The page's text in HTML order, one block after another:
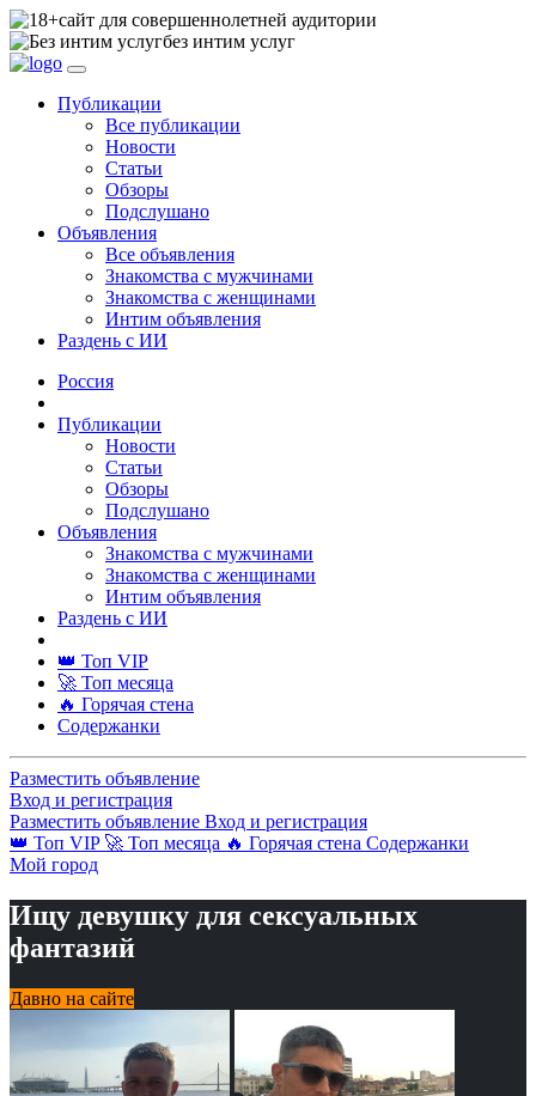
сайт для совершеннолетней аудитории
без интим услуг
Публикации
Все публикации
Новости
Статьи
Обзоры
Подслушано
Объявления
Все объявления
Знакомства с мужчинами
Знакомства с женщинами
Интим объявления
Раздень с ИИ
Россия
Публикации
Новости
Статьи
Обзоры
Подслушано
Объявления
Знакомства с мужчинами
Знакомства с женщинами
Интим объявления
Раздень с ИИ
👑 Топ VIP
🚀 Топ месяца
🔥 Горячая стена
Содержанки
Разместить объявление
Вход и регистрация
Разместить объявление Вход и регистрация
👑 Топ VIP 🚀 Топ месяца 🔥 Горячая стена Содержанки
Мой город
Ищу девушку для сексуальных
фантазий
Давно на сайте